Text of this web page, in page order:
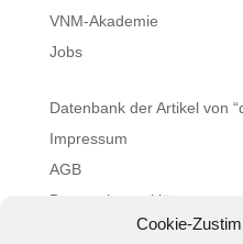
Cookie-
VNM-Akademie
Jobs
Datenbank der Artikel von
Impressum
AGB
Datenschutzerklärung
Cookie-Richtlinie (EU)